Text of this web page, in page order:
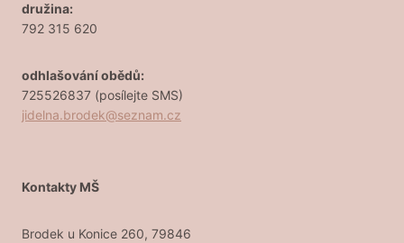
družina:
792 315 620
odhlašování obědů:
725526837 (posílejte SMS)
jidelna.brodek@seznam.cz
Kontakty MŠ
Brodek u Konice 260, 79846